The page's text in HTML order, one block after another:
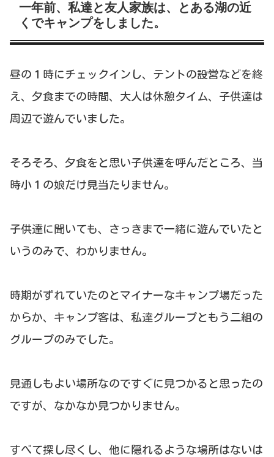
一年前、私達と友人家族は、とある湖の近
くでキャンプをしました。
昼の１時にチェックインし、テントの設営などを終
え、夕食までの時間、大人は休憩タイム、子供達は
周辺で遊んでいました。
そろそろ、夕食をと思い子供達を呼んだところ、当
時小１の娘だけ見当たりません。
子供達に聞いても、さっきまで一緒に遊んでいたと
いうのみで、わかりません。
時期がずれていたのとマイナーなキャンプ場だった
からか、キャンプ客は、私達グループともう二組の
グループのみでした。
見通しもよい場所なのですぐに見つかると思ったの
ですが、なかなか見つかりません。
すべて探し尽くし、他に隠れるような場所はないは